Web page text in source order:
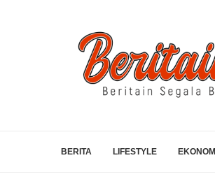
BERITA LIFESTYLE EKONOMI